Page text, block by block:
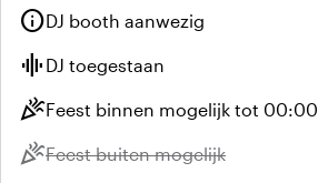
infoDJ booth aanwezig
graphic_eq DJ toegestaan
celebrationFeest binnen mogelijk tot 00:00
celebrationNiet beschikbaar:
Feest buiten mogelijk